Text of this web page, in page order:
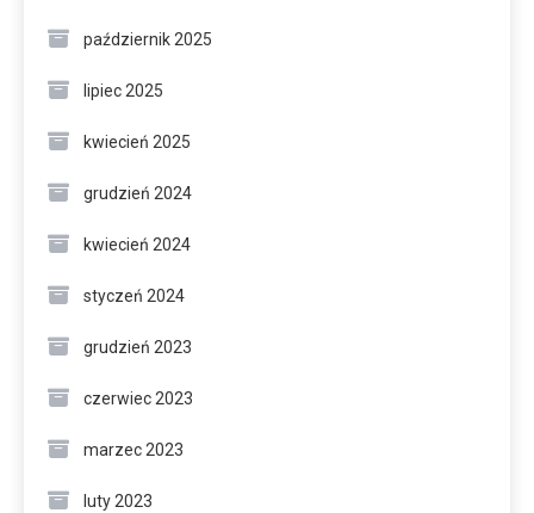
październik 2025
lipiec 2025
kwiecień 2025
grudzień 2024
kwiecień 2024
styczeń 2024
grudzień 2023
czerwiec 2023
marzec 2023
luty 2023